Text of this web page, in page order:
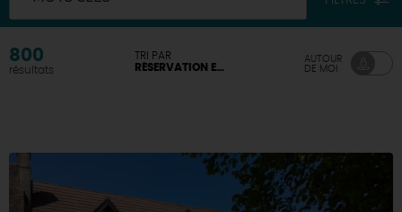
800
résultats
TRI PAR
RÉSERVATION EN LIGNE DISPONIBLE
AUTOUR
DE MOI